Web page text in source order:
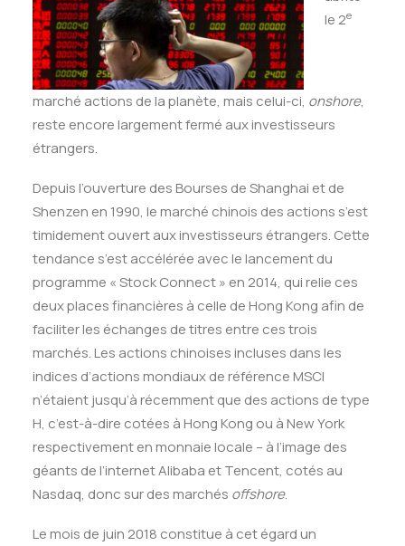
le 2e
marché actions de la planète, mais celui-ci, onshore,
reste encore largement fermé aux investisseurs
étrangers.
Depuis l’ouverture des Bourses de Shanghai et de
Shenzen en 1990, le marché chinois des actions s’est
timidement ouvert aux investisseurs étrangers. Cette
tendance s’est accélérée avec le lancement du
programme « Stock Connect » en 2014, qui relie ces
deux places financières à celle de Hong Kong afin de
faciliter les échanges de titres entre ces trois
marchés. Les actions chinoises incluses dans les
indices d’actions mondiaux de référence MSCI
n’étaient jusqu’à récemment que des actions de type
H, c’est-à-dire cotées à Hong Kong ou à New York
respectivement en monnaie locale – à l’image des
géants de l’internet Alibaba et Tencent, cotés au
Nasdaq, donc sur des marchés offshore.
Le mois de juin 2018 constitue à cet égard un